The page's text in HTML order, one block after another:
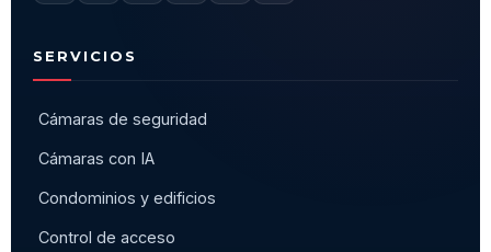
SERVICIOS
Cámaras de seguridad
Cámaras con IA
Condominios y edificios
Control de acceso